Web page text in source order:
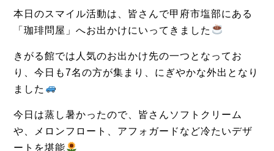
本日のスマイル活動は、皆さんで甲府市塩部にある
「珈琲問屋」へお出かけにいってきました
きがる館では人気のお出かけ先の一つとなってお
り、今日も7名の方が集まり、にぎやかな外出となり
ました
今日は蒸し暑かったので、皆さんソフトクリーム
や、メロンフロート、アフォガードなど冷たいデザ
ートを堪能